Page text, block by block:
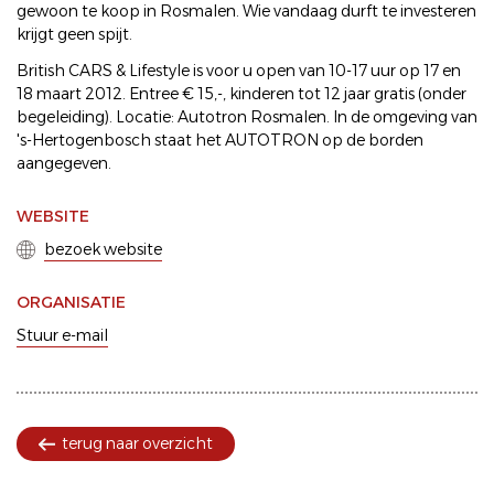
gewoon te koop in Rosmalen. Wie vandaag durft te investeren
krijgt geen spijt.
British CARS & Lifestyle is voor u open van 10-17 uur op 17 en
18 maart 2012. Entree € 15,-, kinderen tot 12 jaar gratis (onder
begeleiding). Locatie: Autotron Rosmalen. In de omgeving van
's-Hertogenbosch staat het AUTOTRON op de borden
aangegeven.
WEBSITE
bezoek website
ORGANISATIE
Stuur e-mail
terug naar overzicht